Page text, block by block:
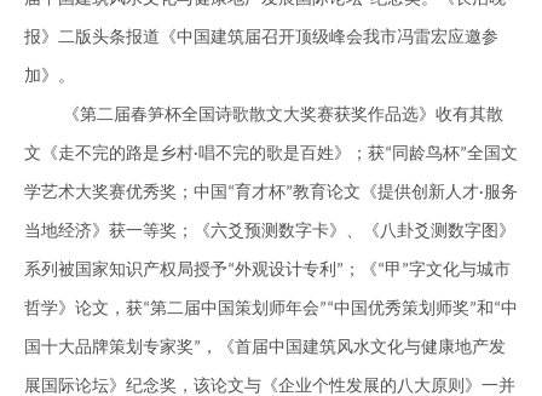
报》二版头条报道《中国建筑届召开顶级峰会我市冯雷宏应邀参
加》。
《第二届春笋杯全国诗歌散文大奖赛获奖作品选》收有其散
文《走不完的路是乡村·唱不完的歌是百姓》；获“ 同龄鸟杯”全国文
学艺术大奖赛优秀奖；中国 “育才杯”教育论文《提供创新人才·服务
当地经济》获一等奖；《六爻预测数字卡》、《八卦爻测数字图》
系列被国家知识产权局授予“外观设计专利 ” ；《“甲 ”字文化与城市
哲学》论文，获“第二届中国策划师年会”“中国优秀策划师奖”和“中
国十大品牌策划专家奖” ，《首届中国建筑风水文化与健康地产发
展国际论坛》纪念奖，该论文与《企业个性发展的八大原则》一并